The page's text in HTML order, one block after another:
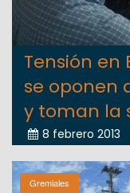
Tensión en
se oponen
y toman la
8 febrero 2013
Gremiales